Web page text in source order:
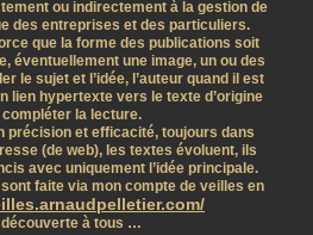
ou indirectement à la gestion de
des entreprises et des particuliers.
que la forme des publications soit
éventuellement une image, un ou des
le sujet et l’idée, l’auteur quand il est
lien hypertexte vers le texte d’origine
compléter la lecture.
précision et efficacité, toujours dans
(de web), les textes évoluent, ils
avec uniquement l’idée principale.
faite via mon compte de veilles en
découverte à tous …